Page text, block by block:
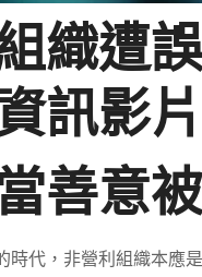
織遭
訊影
善意
時代，非營利組織本應